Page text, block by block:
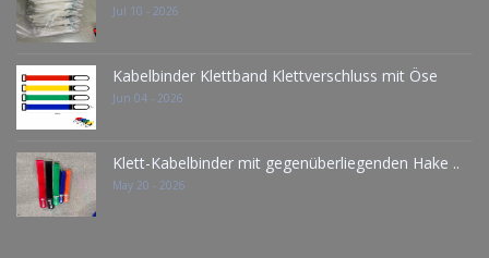
Jul 10 - 2026
Kabelbinder Klettband Klettverschluss mit Öse
Jun 04 - 2026
Klett-Kabelbinder mit gegenüberliegenden Hake ..
May 20 - 2026